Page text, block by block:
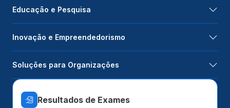
Educação e Pesquisa
Inovação e Empreendedorismo
Soluções para Organizações
Resultados de Exames